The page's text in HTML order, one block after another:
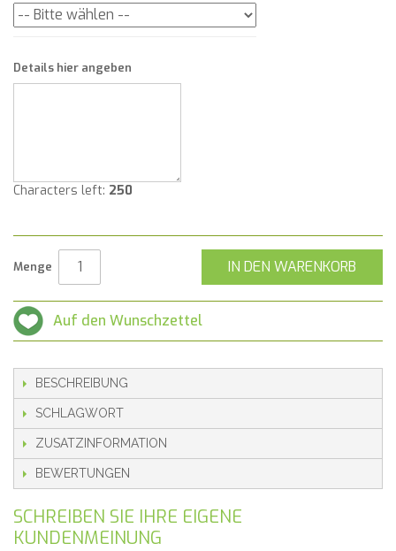
Details hier angeben
Characters left: 250
Menge IN DEN WARENKORB
Auf den Wunschzettel
BESCHREIBUNG
SCHLAGWORT
ZUSATZINFORMATION
BEWERTUNGEN
SCHREIBEN SIE IHRE EIGENE
KUNDENMEINUNG